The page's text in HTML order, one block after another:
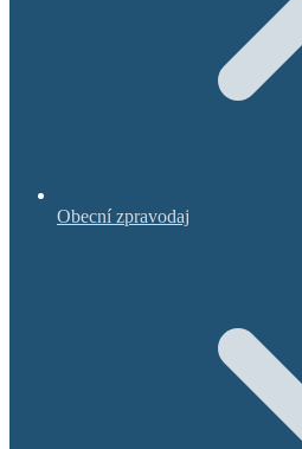
Obecní zpravodaj